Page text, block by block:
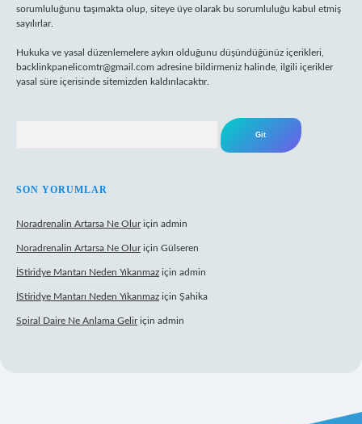
sorumluluğunu taşımakta olup, siteye üye olarak bu sorumluluğu kabul etmiş
sayılırlar.
Hukuka ve yasal düzenlemelere aykırı olduğunu düşündüğünüz içerikleri,
backlinkpanelicomtr@gmail.com adresine bildirmeniz halinde, ilgili içerikler
yasal süre içerisinde sitemizden kaldırılacaktır.
SON YORUMLAR
Noradrenalin Artarsa Ne Oluriçin admin
Noradrenalin Artarsa Ne Oluriçin Gülseren
İStiridye Mantarı Neden Yıkanmaz için admin
İStiridye Mantarı Neden Yıkanmaz için Şahika
Spiral Daire Ne Anlama Geliriçin admin